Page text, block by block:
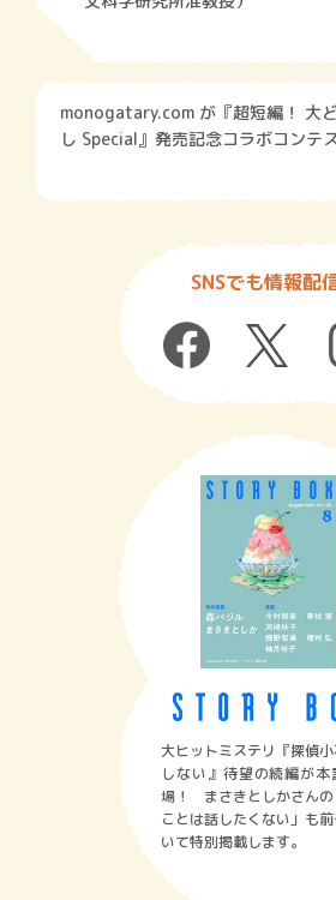
monogatary.com が『超短編！ 大
し Special』発売記念コラボコンテ
SNSでも情報配
大ヒットミステリ『探偵
しない』待望の続編が本
場！ まさきとしかさんの
ことは話したくない」も
いて特別掲載します。